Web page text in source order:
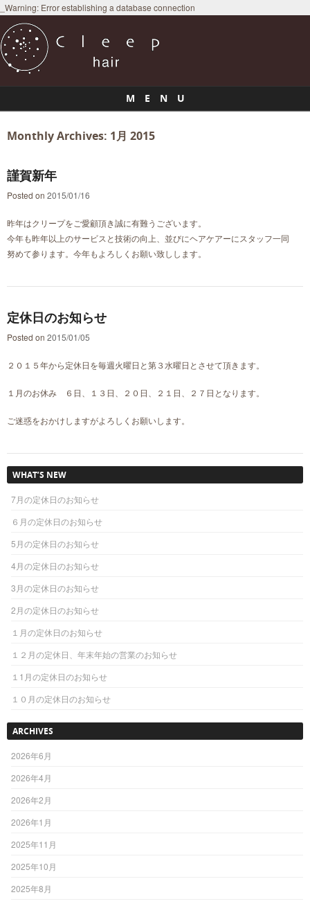
_Warning: Error establishing a database connection
M E N U
Monthly Archives: 1月 2015
謹賀新年
Posted on 2015/01/16
昨年はクリープをご愛顧頂き誠に有難うございます。
今年も昨年以上のサービスと技術の向上、並びにヘアケアーにスタッフ一同
努めて参ります。今年もよろしくお願い致しします。
定休日のお知らせ
Posted on 2015/01/05
２０１５年から定休日を毎週火曜日と第３水曜日とさせて頂きます。
１月のお休み ６日、１３日、２０日、２１日、２７日となります。
ご迷惑をおかけしますがよろしくお願いします。
WHAT’S NEW
7月の定休日のお知らせ
６月の定休日のお知らせ
5月の定休日のお知らせ
4月の定休日のお知らせ
3月の定休日のお知らせ
2月の定休日のお知らせ
１月の定休日のお知らせ
１２月の定休日、年末年始の営業のお知らせ
１1月の定休日のお知らせ
１０月の定休日のお知らせ
ARCHIVES
2026年6月
2026年4月
2026年2月
2026年1月
2025年11月
2025年10月
2025年8月